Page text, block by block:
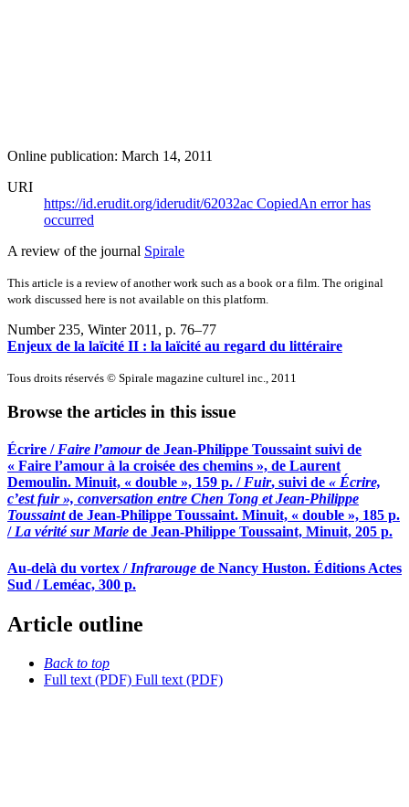
Online publication: March 14, 2011
URI
https://id.erudit.org/iderudit/62032ac CopiedAn error has
occurred
A review of the journal Spirale
This article is a review of another work such as a book or a film. The original
work discussed here is not available on this platform.
Number 235, Winter 2011 , p. 76–77
Enjeux de la laïcité II : la laïcité au regard du littéraire
Tous droits réservés © Spirale magazine culturel inc., 2011
Browse the articles in this issue
Écrire /Faire l’amourde Jean-Philippe Toussaint suivi de
« Faire l’amour à la croisée des chemins », de Laurent
Demoulin. Minuit, « double », 159 p. /Fuir, suivi de « Écrire,
c’est fuir », conversation entre Chen Tong et Jean-Philippe
Toussaintde Jean-Philippe Toussaint. Minuit, « double », 185 p.
/La vérité sur Marie de Jean-Philippe Toussaint, Minuit, 205 p.
Au-delà du vortex / Infrarouge de Nancy Huston. Éditions Actes
Sud / Leméac, 300 p.
Article outline
Back to top
Full text (PDF) Full text (PDF)